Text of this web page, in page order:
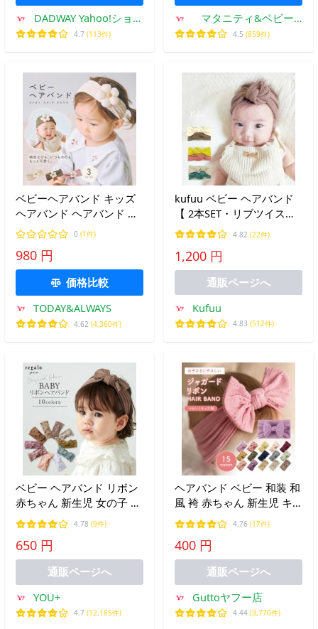
DADWAY Yahoo!ショッ
ピング店
4.7 (113件)
マタニティ&ベビー
ANGELIEBE
4.5 (859件)
ベビーヘアバンド キッズ
ヘアバンド ヘアバンド ベ
ビー 赤ちゃん キッズ 子ど
も 可愛い 柔らかい お花
無地 ヘアアクセサリー お
宮参り お食い初め 記念写
0 (1件)
980 円
価格比較
TODAY&ALWAYS
4.62 (4,360件)
kufuu ベビー ヘアバンド
【 2本SET・リブツイスト
】ヘアバンド よく伸びる
柔らか素材 0-3歳頃
4.82 (22件)
1,200 円
通販ページへ
Kufuu
4.83 (512件)
ベビー ヘアバンド リボン
赤ちゃん 新生児 女の子 髪
飾り 誕生日 お宮参り かわ
いい リブ ベビーリボンヘ
4.78 (9件)
650 円
通販ページへ
YOU+
4.7 (12,165件)
ヘアバンド ベビー 和装 和
風 袴 赤ちゃん 新生児 キ
ッズ 子供 女の子 髪飾り
お宮参り 結婚式 お食い初
め リボン ヘッドバンド ビ
ッグリボン カチューシャ
4.76 (17件)
400 円
通販ページへ
Guttoヤフー店
4.44 (3,770件)